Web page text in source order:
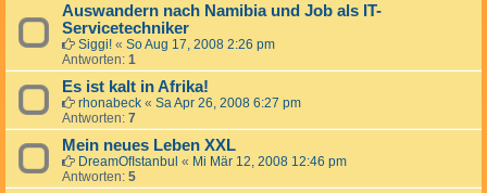
Auswandern nach Namibia und Job als IT-
Servicetechniker
Siggi! « So Aug 17, 2008 2:26 pm
Antworten: 1
Es ist kalt in Afrika!
rhonabeck « Sa Apr 26, 2008 6:27 pm
Antworten: 7
Mein neues Leben XXL
DreamOfIstanbul « Mi Mär 12, 2008 12:46 pm
Antworten: 5